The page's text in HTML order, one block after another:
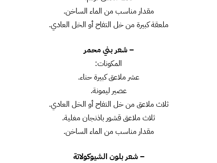
مقدار مناسب من الماء الساخن.
ملعقة كبيرة من خل التفاح أو الخل العادي.
– شعر بني محمر
المكونات:
عشر ملاعق كبيرة حناء.
عصير ليمونة.
ثلاث ملاعق من خل التفاح أو الخل العادي.
ثلاث ملاعق قشور باذنجان مغلية.
مقدار مناسب من الماء الساخن.
– شعر بلون الشيوكولاتة